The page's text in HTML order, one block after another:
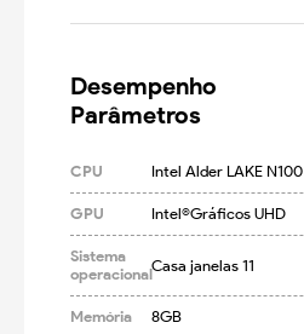
Desempenho
Parâmetros
CPU Intel Alder LAKE N100
GPU Intel®Gráficos UHD
Sistema
operacionalCasa janelas 11
Memória 8GB